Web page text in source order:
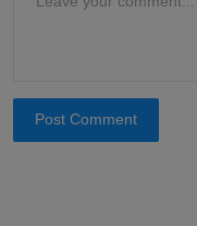
Post Comment